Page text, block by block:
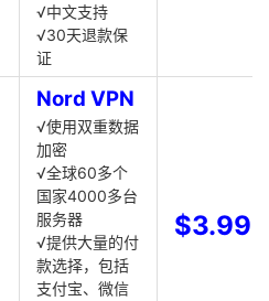
√中文支持
√30天退款保
证
Nord VPN
√使用双重数据
加密
√全球60多个
国家4000多台
服务器
√提供大量的付
款选择，包括
支付宝、微信
$3.99